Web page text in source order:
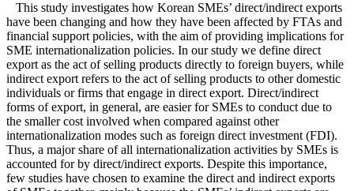
This study investigates how Korean SMEs’ direct/indirect exports
have been changing and how they have been affected by FTAs and
financial support policies, with the aim of providing implications for
SME internationalization policies. In our study we define direct
export as the act of selling products directly to foreign buyers, while
indirect export refers to the act of selling products to other domestic
individuals or firms that engage in direct export. Direct/indirect
forms of export, in general, are easier for SMEs to conduct due to
the smaller cost involved when compared against other
internationalization modes such as foreign direct investment (FDI).
Thus, a major share of all internationalization activities by SMEs is
accounted for by direct/indirect exports. Despite this importance,
few studies have chosen to examine the direct and indirect exports